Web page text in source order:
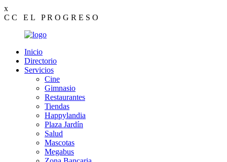
x
C C E L P R O G R E S O
Inicio
Directorio
Servicios
Cine
Gimnasio
Restaurantes
Tiendas
Happylandia
Plaza Jardín
Salud
Mascotas
Megabus